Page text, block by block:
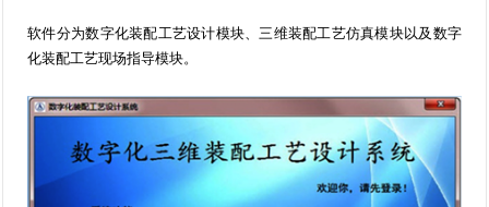
软件分为数字化装配工艺设计模块、三维装配工艺仿真模块以及数字
化装配工艺现场指导模块。